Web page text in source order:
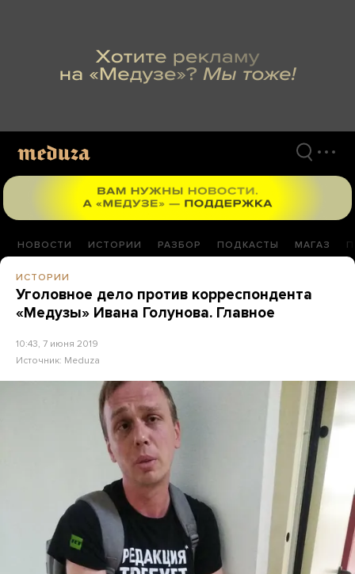
НОВОСТИ ИСТОРИИ РАЗБОР ПОДКАСТЫ МАГАЗ
ИСТОРИИ
Уголовное дело против корреспондента
«Медузы» Ивана Голунова. Главное
10:43, 7 июня 2019
Источник: Meduza